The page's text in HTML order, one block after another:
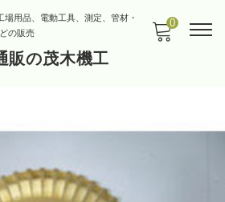
用品、電動工具、測定、管材・
の販売
販の茂木機工
0